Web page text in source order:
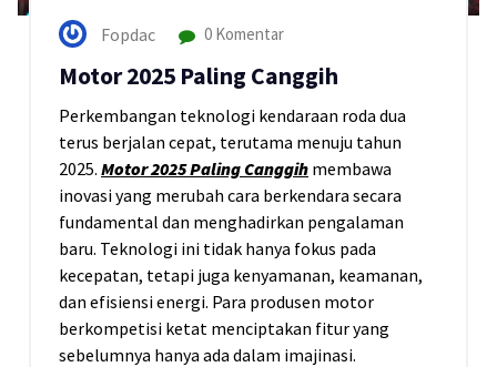
Fopdac 0 Komentar
Motor 2025 Paling Canggih
Perkembangan teknologi kendaraan roda dua
terus berjalan cepat, terutama menuju tahun
2025. Motor 2025 Paling Canggih membawa
inovasi yang merubah cara berkendara secara
fundamental dan menghadirkan pengalaman
baru. Teknologi ini tidak hanya fokus pada
kecepatan, tetapi juga kenyamanan, keamanan,
dan efisiensi energi. Para produsen motor
berkompetisi ketat menciptakan fitur yang
sebelumnya hanya ada dalam imajinasi.